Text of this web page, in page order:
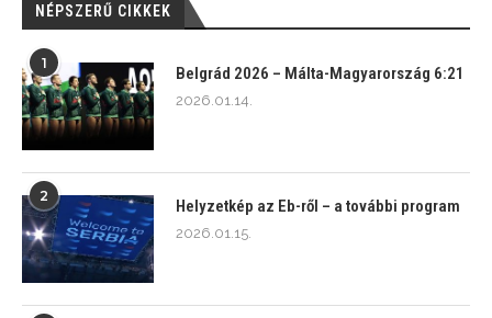
NÉPSZERŰ CIKKEK
1
Belgrád 2026 – Málta-Magyarország 6:21
2026.01.14.
2
Helyzetkép az Eb-ről – a további program
2026.01.15.